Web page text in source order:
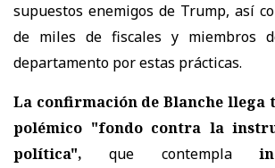
supuestos enemigos de Trump, así
de miles de fiscales y miembros
departamento por estas prácticas.
La confirmación de Blanche llega
polémico "fondo contra la
política", que contempla